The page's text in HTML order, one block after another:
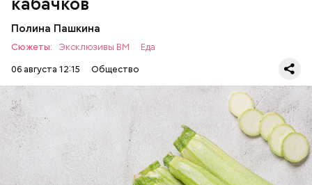
Полина Пашкина
Сюжеты: Эксклюзивы ВМ
Еда
06 августа 12:15
Общество
Ингредиенты:
ЕДА ОВОЩИ РЕЦЕПТЫ